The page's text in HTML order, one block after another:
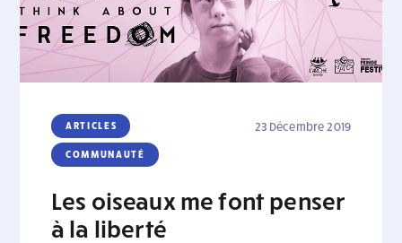
ARTICLES
COMMUNAUTÉ
23 Décembre 2019
Les oiseaux me font penser
à la liberté